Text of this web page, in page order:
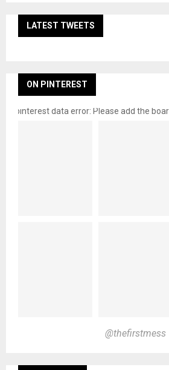
LATEST TWEETS
ON PINTEREST
pinterest data error: Please add the
@thefirstmess